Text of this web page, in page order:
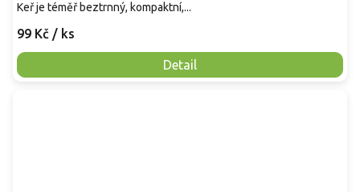
99 Kč / ks
Detail
Keř je téměř beztrnný, kompaktní,...